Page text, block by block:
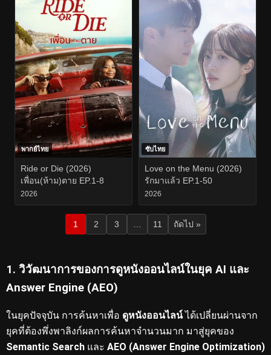
พากย์ไทย
Ride or Die (2026)
เพื่อน(ห้าม)ตาย EP.1-8
2026
ซับไทย
Love on the Menu (2026)
รักมาแล้ว EP.1-50
2026
1 2 3 11 ถัดไป »
1. วิวัฒนาการของการดูหนังออนไลน์ในยุค AI และ
Answer Engine (AEO)
ในยุคปัจจุบัน การค้นหาเพื่อ ดูหนังออนไลน์ได้เปลี่ยนผ่านจาก
ยุคที่ต้องพึ่งพาลิงก์ผลการค้นหาจำนวนมาก มาสู่ยุคของ
Semantic Search และ AEO (Answer Engine Optimization)